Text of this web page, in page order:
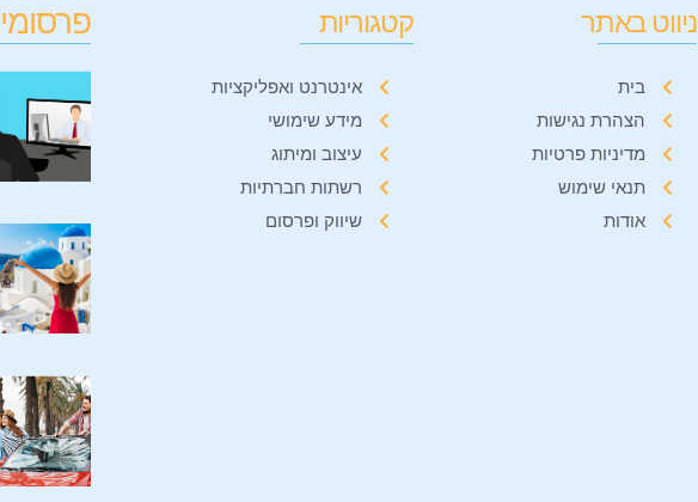
ניווט באתר
בית
הצהרת נגישות
מדיניות פרטיות
תנאי שימוש
אודות
קטגוריות
אינטרנט ואפליקציות
מידע שימושי
עיצוב ומיתוג
רשתות חברתיות
שיווק ופרסום